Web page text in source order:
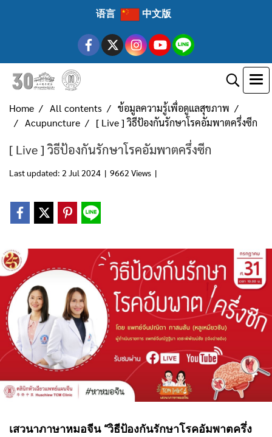
语言 中文版
Home All contents
ข้อมูลความรู้เพื่อดูแลสุขภาพ
Acupuncture
[ Live ] วิธีป้องกันรักษาโรคอัมพาตครึ่งซีก
[ Live ] วิธีป้องกันรักษาโรคอัมพาตครึ่งซีก
Last updated: 2 Jul 2024 | 9662 Views |
เสวนาภาษาหมอจีน “วิธีป้องกันรักษาโรคอัมพาตครึ่ง